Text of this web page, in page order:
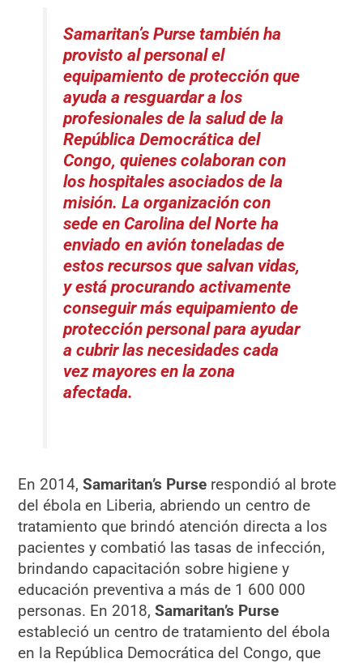
Samaritan’s Purse también ha
provisto al personal el
equipamiento de protección que
ayuda a resguardar a los
profesionales de la salud de la
República Democrática del
Congo, quienes colaboran con
los hospitales asociados de la
misión. La organización con
sede en Carolina del Norte ha
enviado en avión toneladas de
estos recursos que salvan vidas,
y está procurando activamente
conseguir más equipamiento de
protección personal para ayudar
a cubrir las necesidades cada
vez mayores en la zona
afectada.
En 2014,Samaritan’s Purse respondió al brote
del ébola en Liberia, abriendo un centro de
tratamiento que brindó atención directa a los
pacientes y combatió las tasas de infección,
brindando capacitación sobre higiene y
educación preventiva a más de 1 600 000
personas. En 2018,Samaritan’s Purse
estableció un centro de tratamiento del ébola
en la República Democrática del Congo, que